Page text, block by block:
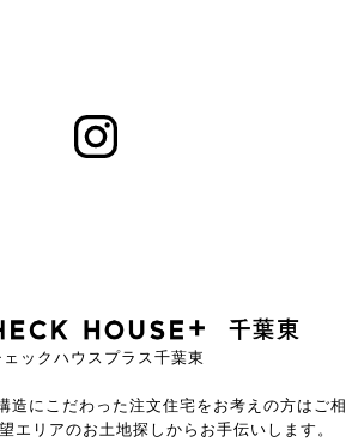
ェックハウスプラス千葉東
造にこだわった注文住宅を お考えの方はご相
エリアのお土地探しからお手伝いします。